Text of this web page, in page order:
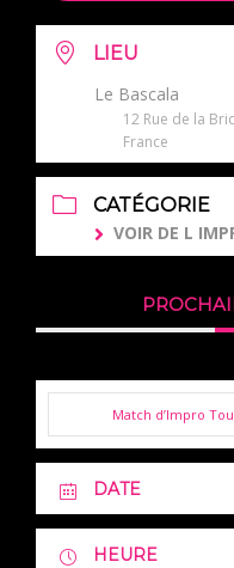
LIEU
Le Bascala
12 Rue de la
France
CATÉGORIE
VOIR DE L
Match d’Impro
DATE
HEURE